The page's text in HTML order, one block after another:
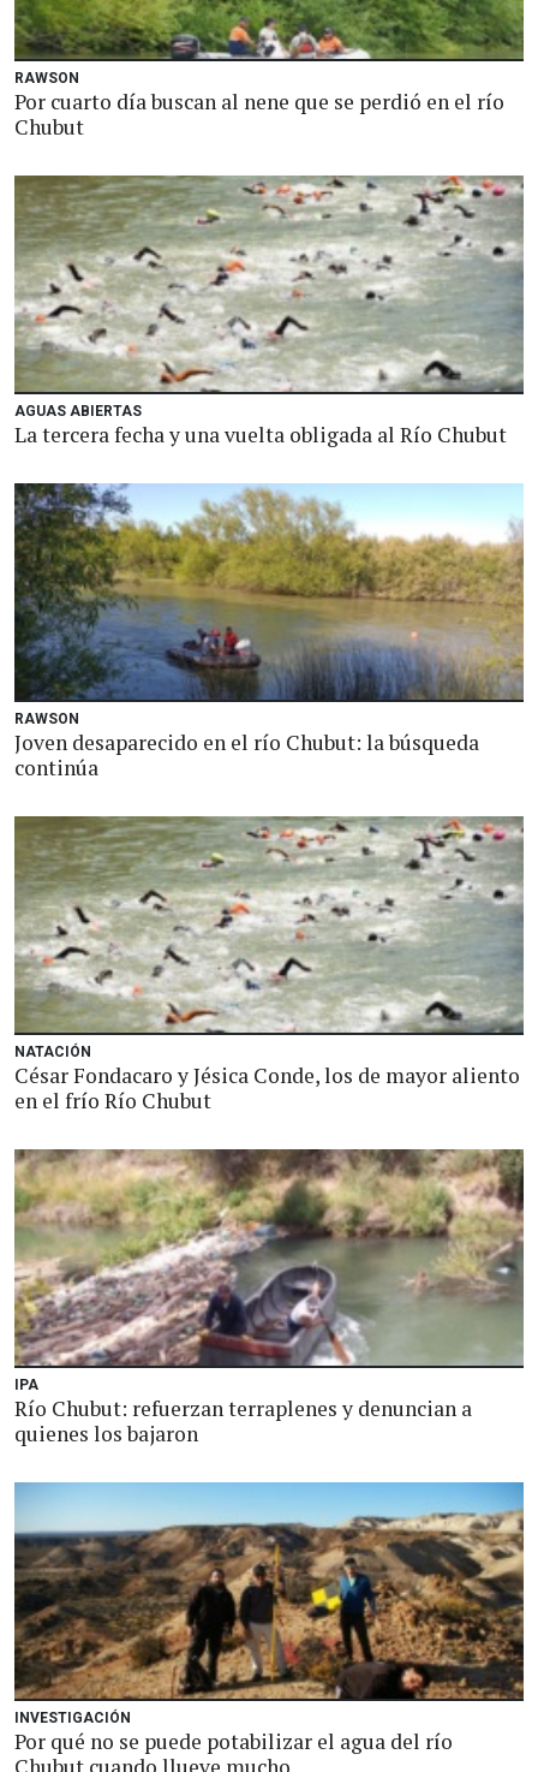
RAWSON
Por cuarto día buscan al nene que se perdió en el río
Chubut
AGUAS ABIERTAS
La tercera fecha y una vuelta obligada al Río Chubut
RAWSON
Joven desaparecido en el río Chubut: la búsqueda
continúa
NATACIÓN
César Fondacaro y Jésica Conde, los de mayor aliento
en el frío Río Chubut
IPA
Río Chubut: refuerzan terraplenes y denuncian a
quienes los bajaron
INVESTIGACIÓN
Por qué no se puede potabilizar el agua del río